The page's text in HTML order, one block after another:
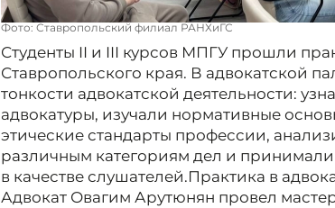
Фото: Ставропольский филиал РАНХиГС
Студенты II и III курсов МПГУ прошли
Ставропольского края. В адвокатской
тонкости адвокатской деятельности:
адвокатуры, изучали нормативные
этические стандарты профессии,
различным категориям дел и принимали
в качестве слушателей.Практика в
Адвокат Овагим Арутюнян провел